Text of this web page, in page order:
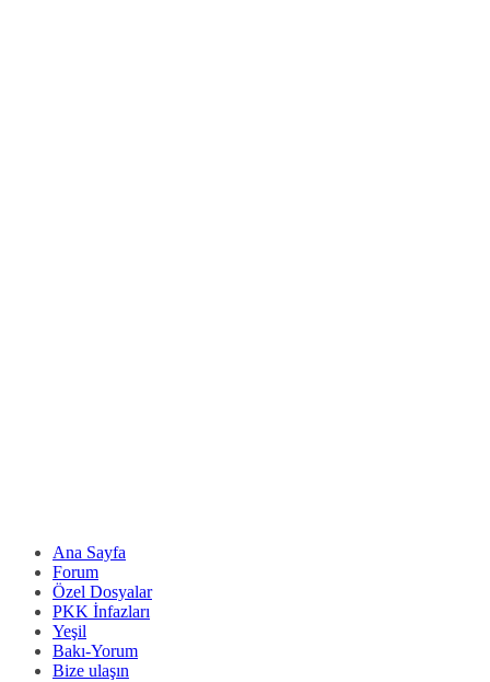
Ana Sayfa
Forum
Özel Dosyalar
PKK İnfazları
Yeşil
Bakı-Yorum
Bize ulaşın